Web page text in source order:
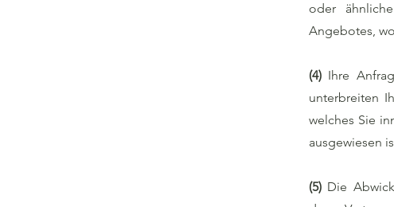
oder
Angebotes,
(4) Ihre
unterbreiten
welches Sie
ausgewiesen
(5) Die